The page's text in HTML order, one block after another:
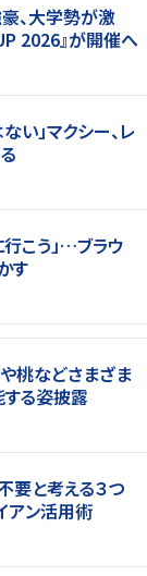
、大学勢が激
2026』が開催へ
い」マクシー、レ
こう」…ブラウ
す
や桃などさまざま
る姿披露
要と考える３つ
アン活用術